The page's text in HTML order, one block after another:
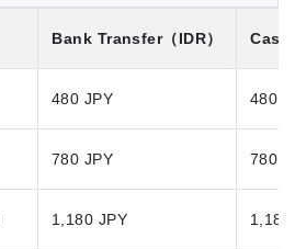
Bank Transfer（IDR）
480 JPY 480
780 JPY 780
1,180 JPY